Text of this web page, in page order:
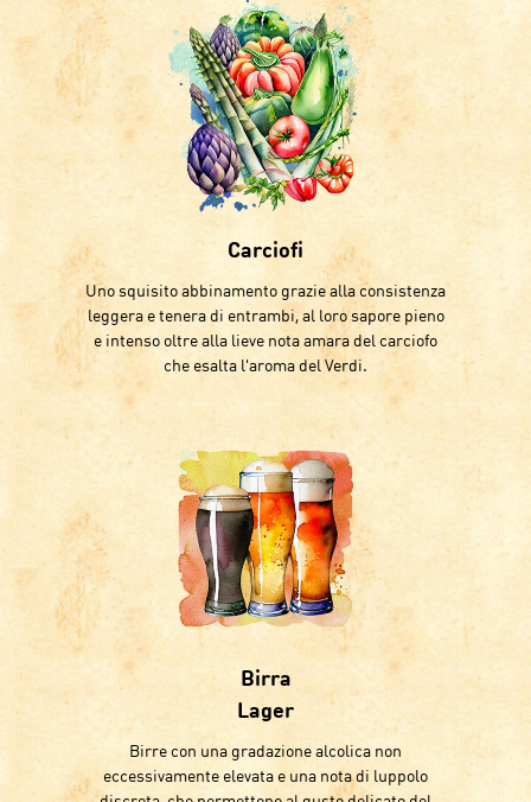
Carciofi
Uno squisito abbinamento grazie alla consistenza
leggera e tenera di entrambi, al loro sapore pieno
e intenso oltre alla lieve nota amara del carciofo
che esalta l'aroma del Verdi.
Birra
Lager
Birre con una gradazione alcolica non
eccessivamente elevata e una nota di luppolo